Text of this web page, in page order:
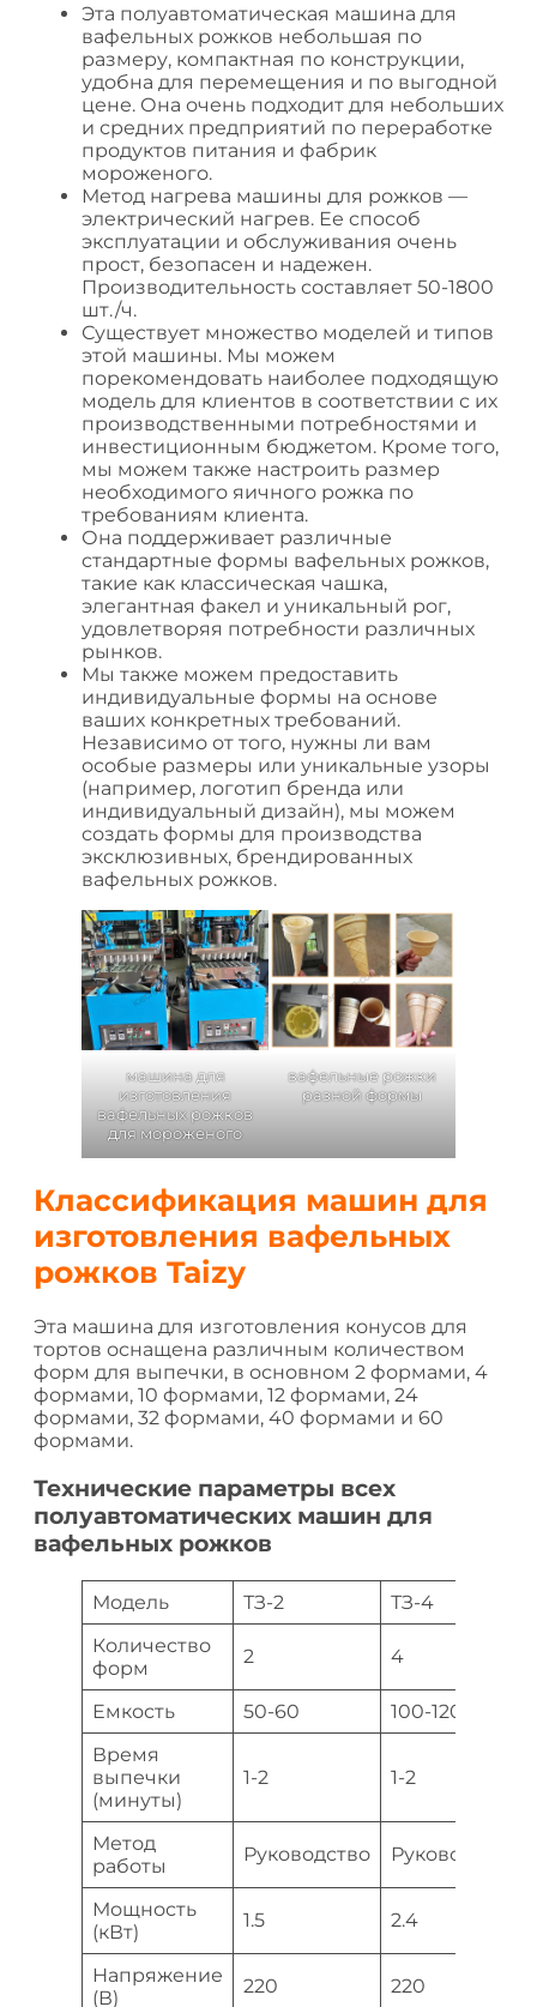
Эта полуавтоматическая машина для
вафельных рожков небольшая по
размеру, компактная по конструкции,
удобна для перемещения и по выгодной
цене. Она очень подходит для небольших
и средних предприятий по переработке
продуктов питания и фабрик
мороженого.
Метод нагрева машины для рожков —
электрический нагрев. Ее способ
эксплуатации и обслуживания очень
прост, безопасен и надежен.
Производительность составляет 50-1800
шт./ч.
Существует множество моделей и типов
этой машины. Мы можем
порекомендовать наиболее подходящую
модель для клиентов в соответствии с их
производственными потребностями и
инвестиционным бюджетом. Кроме того,
мы можем также настроить размер
необходимого яичного рожка по
требованиям клиента.
Она поддерживает различные
стандартные формы вафельных рожков,
такие как классическая чашка,
элегантная факел и уникальный рог,
удовлетворяя потребности различных
рынков.
Мы также можем предоставить
индивидуальные формы на основе
ваших конкретных требований.
Независимо от того, нужны ли вам
особые размеры или уникальные узоры
(например, логотип бренда или
индивидуальный дизайн), мы можем
создать формы для производства
эксклюзивных, брендированных
вафельных рожков.
машина для
изготовления
вафельных рожков
для мороженого
вафельные рожки
разной формы
Классификация машин для
изготовления вафельных
рожков Taizy
Эта машина для изготовления конусов для
тортов оснащена различным количеством
форм для выпечки, в основном 2 формами, 4
формами, 10 формами, 12 формами, 24
формами, 32 формами, 40 формами и 60
формами.
Технические параметры всех
полуавтоматических машин для
вафельных рожков
Модель ТЗ-2
ТЗ-4
Количество
форм
2 4
Емкость 50-60
100-120
Время
выпечки
(минуты)
1-2 1-2
Метод
работы
Руководство Руководство
Мощность
(кВт)
1.5 2.4
Напряжение
(В)
220 220